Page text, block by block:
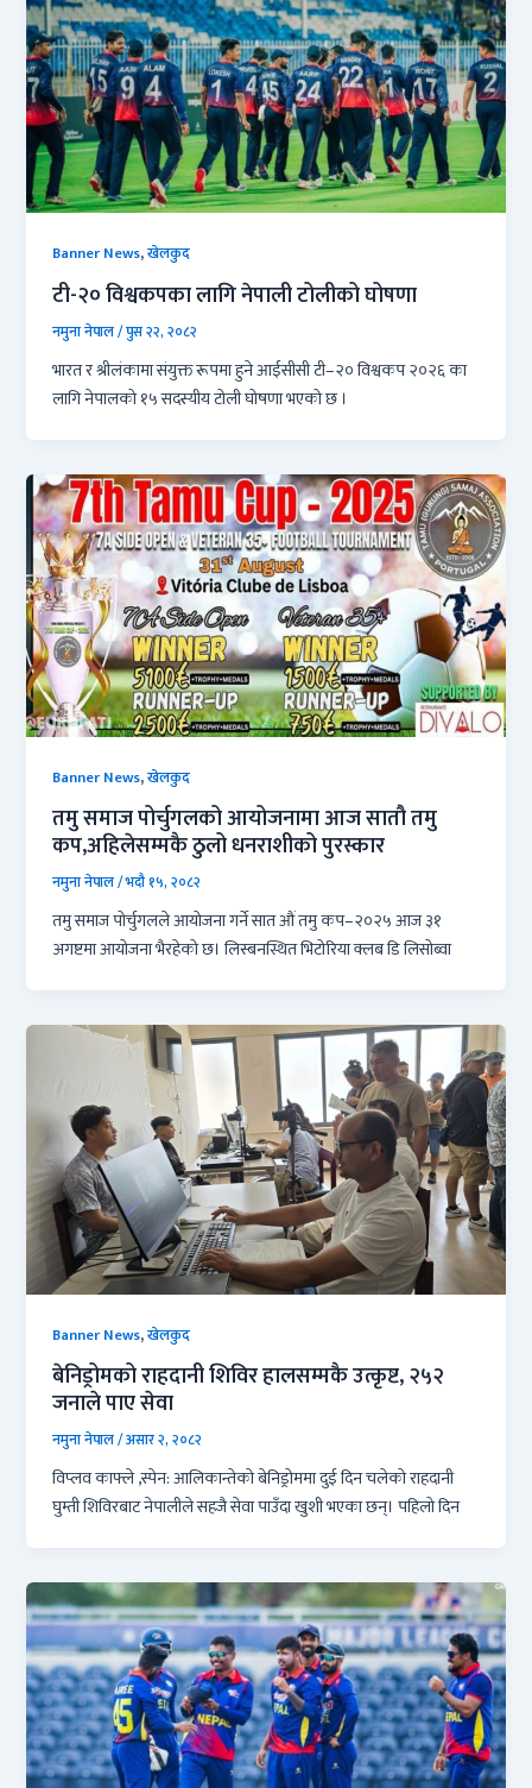
Banner News,खेलकुद
टी-२० विश्वकपका लागि नेपाली टोलीको घोषणा
नमुना नेपाल/पुस २२, २०८२
भारत र श्रीलंकामा संयुक्त रूपमा हुने आईसीसी टी–२० विश्वकप २०२६ का
लागि नेपालको १५ सदस्यीय टोली घोषणा भएको छ ।
Banner News,खेलकुद
तमु समाज पोर्चुगलको आयोजनामा आज सातौ तमु
कप,अहिलेसम्मकै ठुलो धनराशीको पुरस्कार
नमुना नेपाल/भदौ १५, २०८२
तमु समाज पोर्चुगलले आयोजना गर्ने सात औं तमु कप–२०२५ आज ३१
अगष्टमा आयोजना भैरहेको छ। लिस्बनस्थित भिटोरिया क्लब डि लिसोब्वा
Banner News,खेलकुद
बेनिड्रोमको राहदानी शिविर हालसम्मकै उत्कृष्ट, २५२
जनाले पाए सेवा
नमुना नेपाल/असार २, २०८२
विप्लव काफ्ले ,स्पेन: आलिकान्तेको बेनिड्रोममा दुई दिन चलेको राहदानी
घुम्ती शिविरबाट नेपालीले सहजै सेवा पाउँदा खुशी भएका छन्। पहिलो दिन